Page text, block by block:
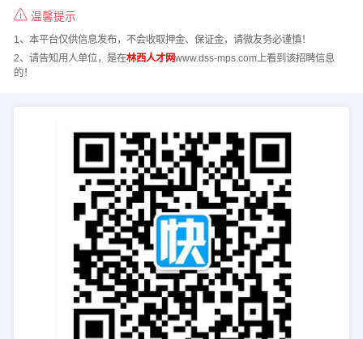
温馨提示
1、本平台仅供信息发布，不会收取押金、保证金，请微友务必谨慎！
2、请告知用人单位，是在林西人才网www.dss-mps.com上看到该招聘信息
的！